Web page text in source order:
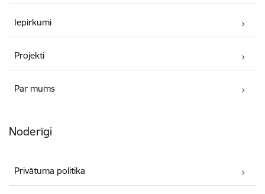
Iepirkumi
Projekti
Par mums
Noderīgi
Privātuma politika